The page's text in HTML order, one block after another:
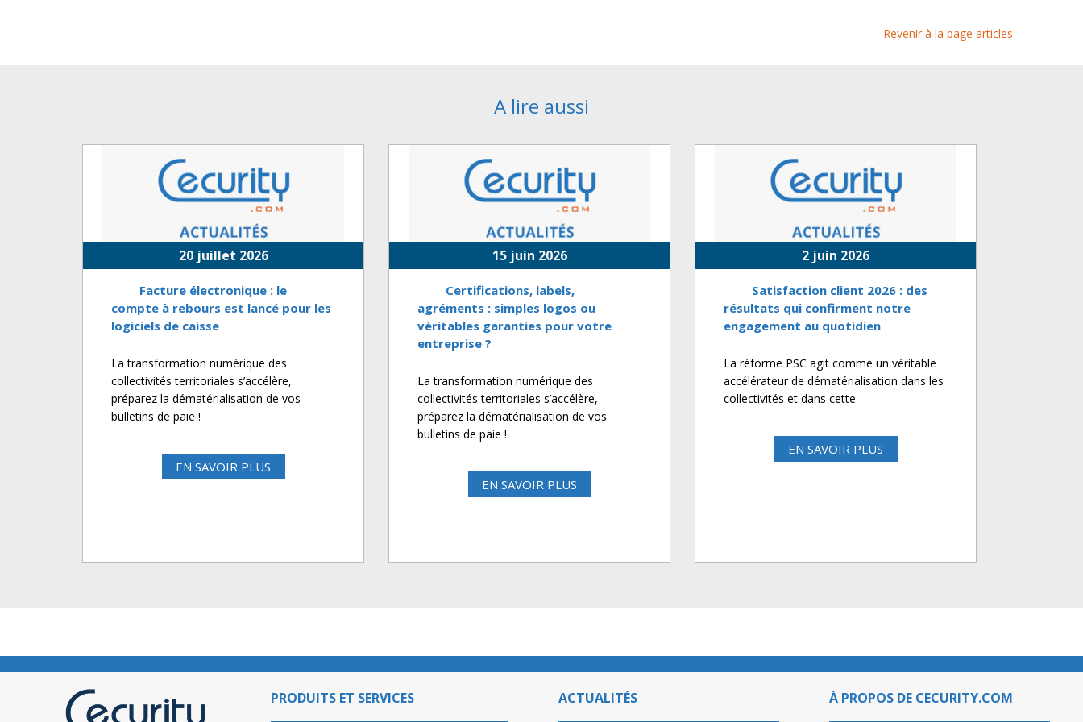
Revenir à la page articles
A lire aussi
20 juillet 2026
Facture électronique : le
compte à rebours est lancé pour les
logiciels de caisse
La transformation numérique des
collectivités territoriales s’accélère,
préparez la dématérialisation de vos
bulletins de paie !
EN SAVOIR PLUS
15 juin 2026
Certifications, labels,
agréments : simples logos ou
véritables garanties pour votre
entreprise ?
La transformation numérique des
collectivités territoriales s’accélère,
préparez la dématérialisation de vos
bulletins de paie !
EN SAVOIR PLUS
2 juin 2026
Satisfaction client 2026 : des
résultats qui confirment notre
engagement au quotidien
La réforme PSC agit comme un véritable
accélérateur de dématérialisation dans les
collectivités et dans cette
EN SAVOIR PLUS
PRODUITS ET SERVICES ACTUALITÉS À PROPOS DE CECURITY.COM